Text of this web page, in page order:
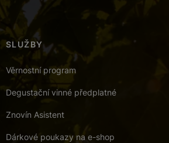
SLUŽBY
Věrnostní program
Degustační vinné předplatné
Znovín Asistent
Dárkové poukazy na e-shop